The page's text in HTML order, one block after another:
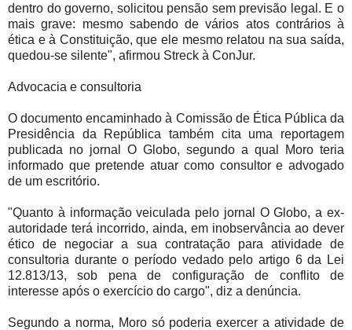
dentro do governo, solicitou pensão sem previsão legal. E o
mais grave: mesmo sabendo de vários atos contrários à
ética e à Constituição, que ele mesmo relatou na sua saída,
quedou-se silente", afirmou Streck à ConJur.
Advocacia e consultoria
O documento encaminhado à Comissão de Ética Pública da
Presidência da República também cita uma reportagem
publicada no jornal O Globo, segundo a qual Moro teria
informado que pretende atuar como consultor e advogado
de um escritório.
"Quanto à informação veiculada pelo jornal O Globo, a ex-
autoridade terá incorrido, ainda, em inobservância ao dever
ético de negociar a sua contratação para atividade de
consultoria durante o período vedado pelo artigo 6 da Lei
12.813/13, sob pena de configuração de conflito de
interesse após o exercício do cargo", diz a denúncia.
Segundo a norma, Moro só poderia exercer a atividade de